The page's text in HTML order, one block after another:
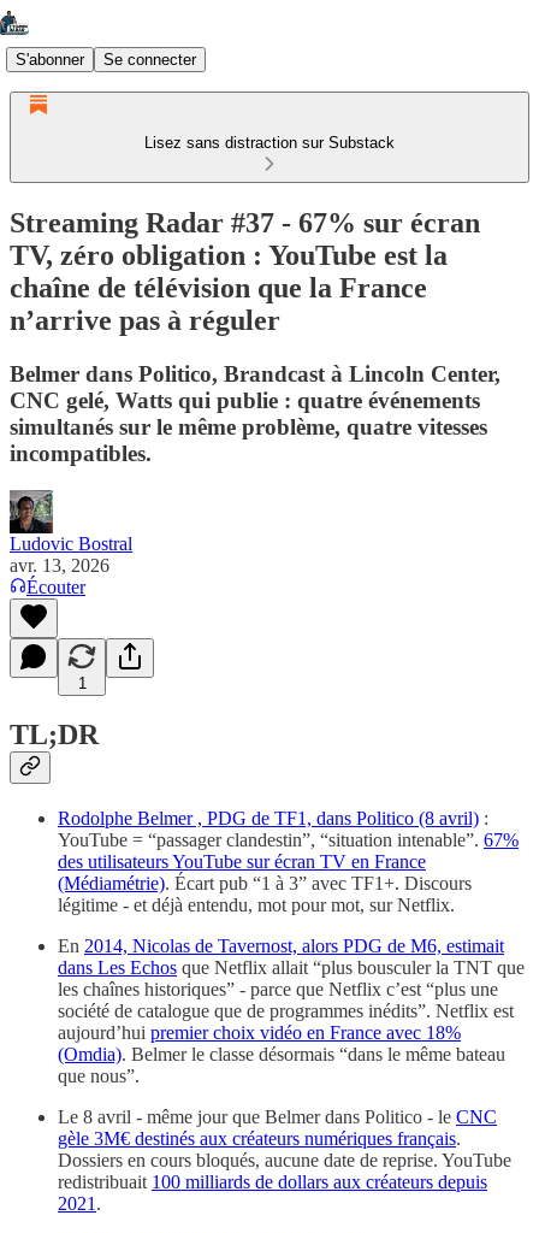
S'abonner Se connecter
Lisez sans distraction sur Substack
Streaming Radar #37 - 67% sur écran
TV, zéro obligation : YouTube est la
chaîne de télévision que la France
n’arrive pas à réguler
Belmer dans Politico, Brandcast à Lincoln Center,
CNC gelé, Watts qui publie : quatre événements
simultanés sur le même problème, quatre vitesses
incompatibles.
Ludovic Bostral
avr. 13, 2026
Écouter
1
TL;DR
Rodolphe Belmer , PDG de TF1, dans Politico (8 avril) :
YouTube = “passager clandestin”, “situation intenable”. 67%
des utilisateurs YouTube sur écran TV en France
(Médiamétrie). Écart pub “1 à 3” avec TF1+. Discours
légitime - et déjà entendu, mot pour mot, sur Netflix.
En 2014, Nicolas de Tavernost, alors PDG de M6, estimait
dans Les Echos que Netflix allait “plus bousculer la TNT que
les chaînes historiques” - parce que Netflix c’est “plus une
société de catalogue que de programmes inédits”. Netflix est
aujourd’hui premier choix vidéo en France avec 18%
(Omdia). Belmer le classe désormais “dans le même bateau
que nous”.
Le 8 avril - même jour que Belmer dans Politico - le CNC
gèle 3M€ destinés aux créateurs numériques français.
Dossiers en cours bloqués, aucune date de reprise. YouTube
redistribuait 100 milliards de dollars aux créateurs depuis
2021 .